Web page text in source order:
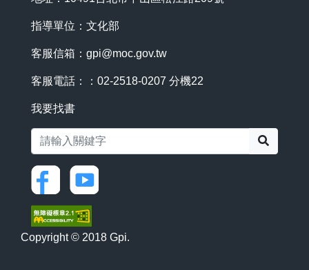
指導單位：文化部
客服信箱： gpi@moc.gov.tw
客服電話：：02-2518-0207 分機22
我要找書
Copyright © 2018 Gpi.